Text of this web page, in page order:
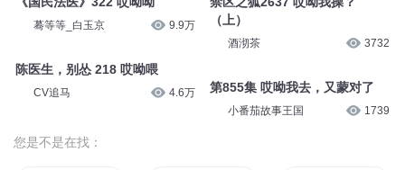
蓦等等_白玉京 9.9万
陈医生，别怂 218 哎呦喂
CV追马 4.6万
（上）
酒沏茶 3732
第855集 哎呦我去，又蒙对了
小番茄故事王国 1739
您是不是在找：